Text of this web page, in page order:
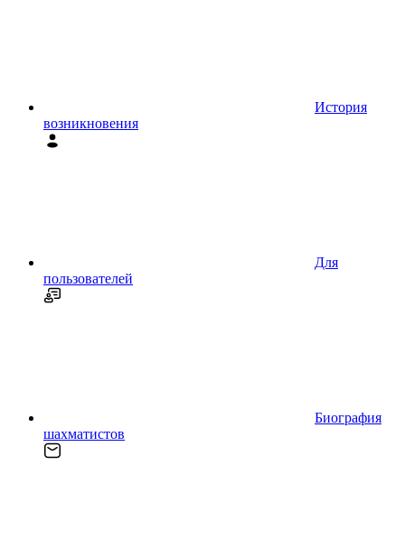
История
возникновения
Для
пользователей
Биография
шахматистов